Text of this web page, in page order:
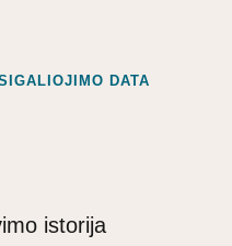
DATA
istorija